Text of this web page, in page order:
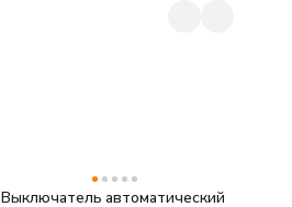
Выключатель автоматический